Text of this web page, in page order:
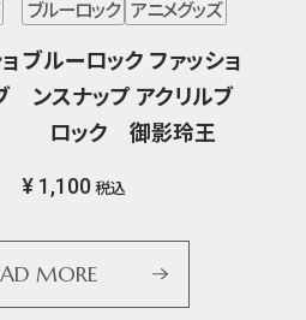
ブルーロック アニメグッズ
ブルーロック ファッショ
ンスナップ アクリルブ
ロック 御影玲王
¥ 1,100 税込
MORE